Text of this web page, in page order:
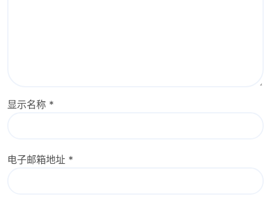
显示名称 *
电子邮箱地址 *